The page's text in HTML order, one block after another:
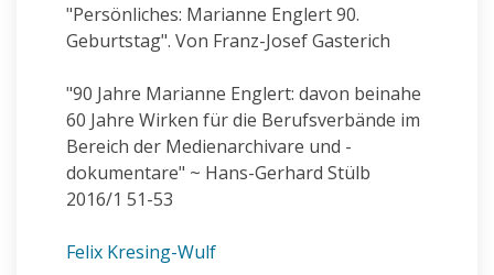
"Persönliches: Marianne Englert 90.
Geburtstag". Von Franz-Josef Gasterich
"90 Jahre Marianne Englert: davon beinahe
60 Jahre Wirken für die Berufsverbände im
Bereich der Medienarchivare und -
dokumentare" ~ Hans-Gerhard Stülb
2016/1 51-53
Felix Kresing-Wulf